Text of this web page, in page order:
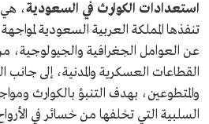
استعدادات الكوارث في السعودية، هي
تنفذها المملكة العربية السعودية
عن العوامل الجغرافية والجيولوجية،
القطاعات العسكرية والمدنية، إلى
والمتطوعين، بهدف التنبؤ بالكوارث
السلبية التي تخلفها من خسائر في